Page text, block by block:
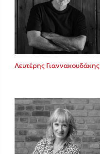
Λευτέρης Γιαννακουδάκης